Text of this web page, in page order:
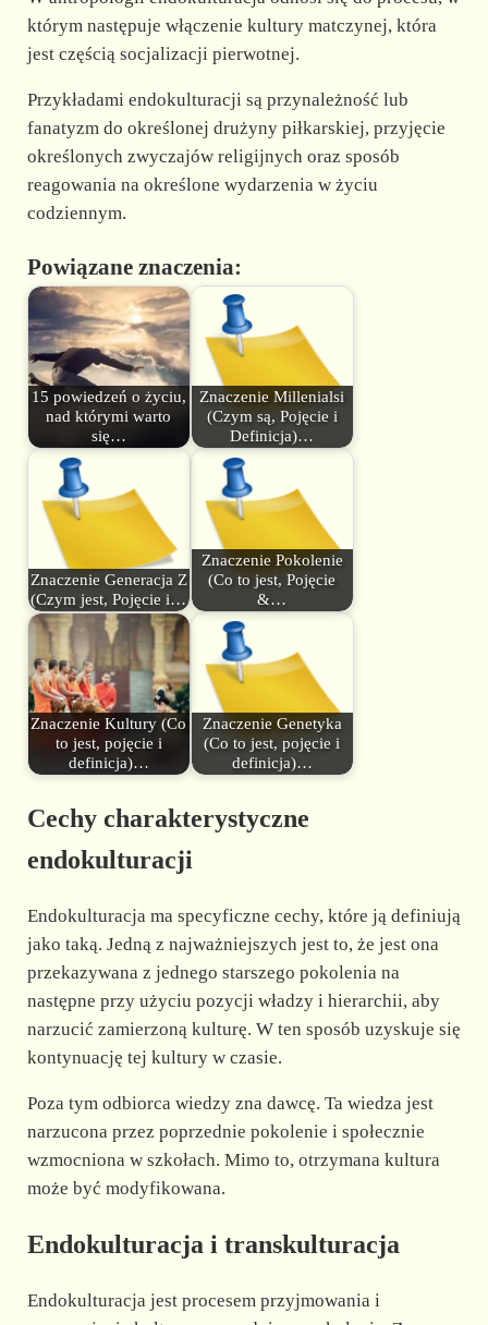
którym następuje włączenie kultury matczynej, która
jest częścią socjalizacji pierwotnej.
Przykładami endokulturacji są przynależność lub
fanatyzm do określonej drużyny piłkarskiej, przyjęcie
określonych zwyczajów religijnych oraz sposób
reagowania na określone wydarzenia w życiu
codziennym.
Powiązane znaczenia:
15 powiedzeń o życiu,
nad którymi warto
się…
Znaczenie Millenialsi
(Czym są, Pojęcie i
Definicja)…
Znaczenie Generacja Z
(Czym jest, Pojęcie i…
Znaczenie Pokolenie
(Co to jest, Pojęcie
&…
Znaczenie Kultury (Co
to jest, pojęcie i
definicja)…
Znaczenie Genetyka
(Co to jest, pojęcie i
definicja)…
Cechy charakterystyczne
endokulturacji
Endokulturacja ma specyficzne cechy, które ją definiują
jako taką. Jedną z najważniejszych jest to, że jest ona
przekazywana z jednego starszego pokolenia na
następne przy użyciu pozycji władzy i hierarchii, aby
narzucić zamierzoną kulturę. W ten sposób uzyskuje się
kontynuację tej kultury w czasie.
Poza tym odbiorca wiedzy zna dawcę. Ta wiedza jest
narzucona przez poprzednie pokolenie i społecznie
wzmocniona w szkołach. Mimo to, otrzymana kultura
może być modyfikowana.
Endokulturacja i transkulturacja
Endokulturacja jest procesem przyjmowania i